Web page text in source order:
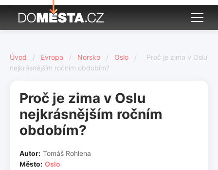
Úvod / Evropa / Norsko / Oslo /
Proč je zima v Oslu
nejkrásnějším ročním obdobím?
Proč je zima v Oslu
nejkrásnějším ročním
obdobím?
Autor: Tomáš Rohlena
Město: Oslo